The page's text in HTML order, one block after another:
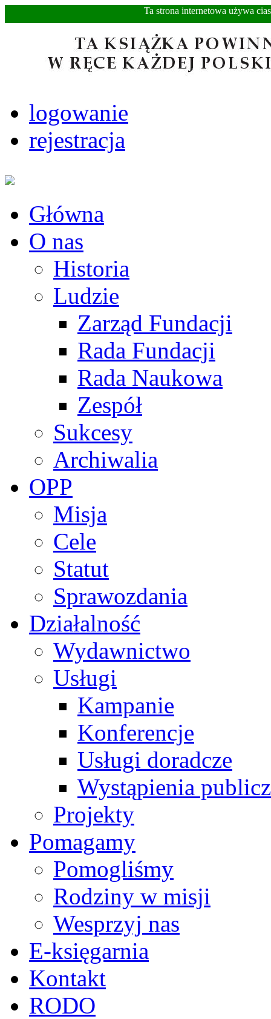
Ta strona internetowa używa
logowanie
rejestracja
Główna
O nas
Historia
Ludzie
Zarząd Fundacji
Rada Fundacji
Rada Naukowa
Zespół
Sukcesy
Archiwalia
OPP
Misja
Cele
Statut
Sprawozdania
Działalność
Wydawnictwo
Usługi
Kampanie
Konferencje
Usługi doradcze
Wystąpienia
Projekty
Pomagamy
Pomogliśmy
Rodziny w misji
Wesprzyj nas
E-księgarnia
Kontakt
RODO